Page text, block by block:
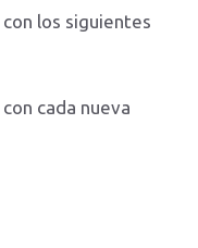
los siguientes
cada nueva